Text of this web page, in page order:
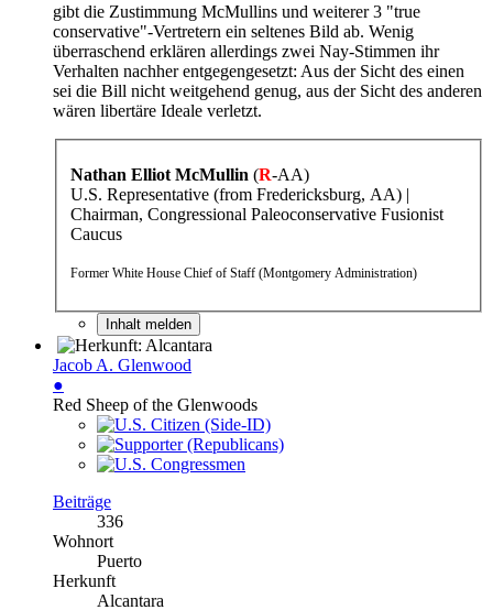
gibt die Zustimmung McMullins und weiterer 3 "true
conservative"-Vertretern ein seltenes Bild ab. Wenig
überraschend erklären allerdings zwei Nay-Stimmen ihr
Verhalten nachher entgegengesetzt: Aus der Sicht des einen
sei die Bill nicht weitgehend genug, aus der Sicht des anderen
wären libertäre Ideale verletzt.
Nathan Elliot McMullin (R-AA)
U.S. Representative (from Fredericksburg, AA) |
Chairman, Congressional Paleoconservative Fusionist
Caucus
Former White House Chief of Staff (Montgomery Administration)
Inhalt melden
Jacob A. Glenwood
●
Red Sheep of the Glenwoods
Beiträge
336
Wohnort
Puerto
Herkunft
Alcantara